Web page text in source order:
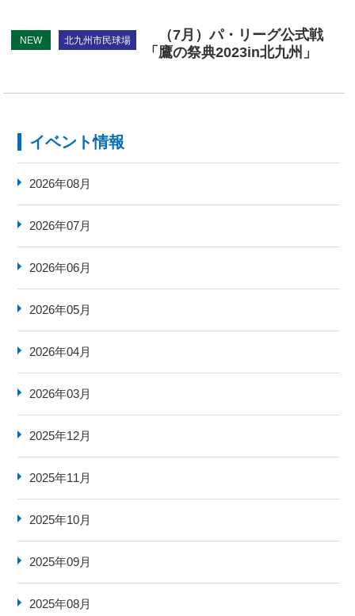
NEW 北九州市民球場
（7月）パ・リーグ公式戦
「鷹の祭典2023in北九州」
イベント情報
2026年08月
2026年07月
2026年06月
2026年05月
2026年04月
2026年03月
2025年12月
2025年11月
2025年10月
2025年09月
2025年08月